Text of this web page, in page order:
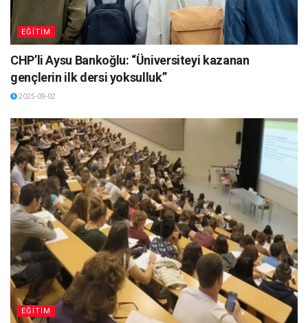
EĞİTİM
CHP’li Aysu Bankoğlu: “Üniversiteyi kazanan
gençlerin ilk dersi yoksulluk”
2025-09-02
EĞİTİM